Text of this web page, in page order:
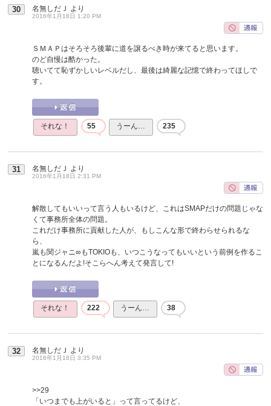
30 名無しだＪ より
2016年1月18日 1:20 PM
ＳＭＡＰはそろそろ後輩に道を譲るべき時が来てると思います。
のど自慢は酷かった。
聴いてて恥ずかしいレベルだし、最後は綺麗な記憶で終わってほしで
す。
それな！ 55 うーん… 235
31 名無しだＪ より
2016年1月18日 2:31 PM
解散してもいいって言う人もいるけど、これはSMAPだけの問題じゃな
くて事務所全体の問題。
これだけ事務所に貢献した人が、もしこんな形で終わらせられるな
ら、
嵐も関ジャニ∞もTOKIOも、いつこうなってもいいという前例を作るこ
とになるんだよ!そこらへん考えて発言して!
それな！ 222 うーん… 38
32 名無しだＪ より
2016年1月18日 3:35 PM
>>29
「いつまでも上がいると」って言ってるけど、